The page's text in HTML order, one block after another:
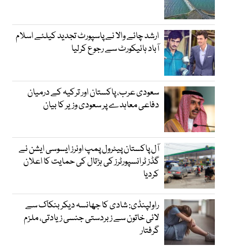
ارشد چائے والا نے پاسپورٹ تجدید کیلئے اسلام
آباد ہائیکورٹ سے رجوع کرلیا
سعودی عرب، پاکستان اور ترکیہ کے درمیان
دفاعی معاہدے پر سعودی وزیر کا بیان
آل پاکستان پیٹرول پمپ اونرز ایسوسی ایشن نے
گڈز ٹرانسپورٹرز کی ہڑتال کی حمایت کا اعلان
کردیا
راولپنڈی: شادی کا جھانسہ دیکر بنکاک سے
لائی خاتون سے زبردستی جنسی زیادتی، ملزم
گرفتار